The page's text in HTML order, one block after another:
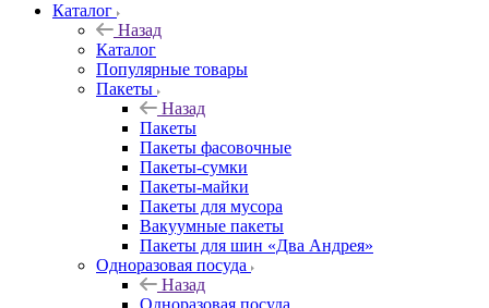
Каталог
Назад
Каталог
Популярные товары
Пакеты
Назад
Пакеты
Пакеты фасовочные
Пакеты-сумки
Пакеты-майки
Пакеты для мусора
Вакуумные пакеты
Пакеты для шин «Два Андрея»
Одноразовая посуда
Назад
Одноразовая посуда